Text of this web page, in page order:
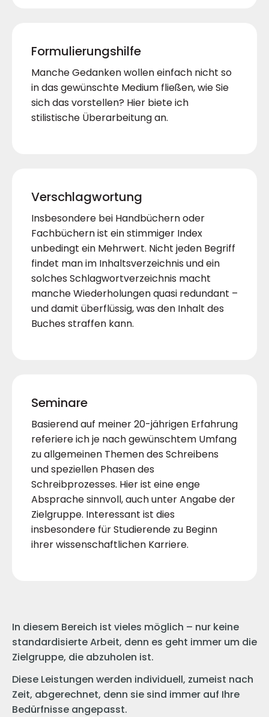
Formulierungshilfe
Manche Gedanken wollen einfach nicht so
in das gewünschte Medium fließen, wie Sie
sich das vorstellen? Hier biete ich
stilistische Überarbeitung an.
Verschlagwortung
Insbesondere bei Handbüchern oder
Fachbüchern ist ein stimmiger Index
unbedingt ein Mehrwert. Nicht jeden Begriff
findet man im Inhaltsverzeichnis und ein
solches Schlagwortverzeichnis macht
manche Wiederholungen quasi redundant –
und damit überflüssig, was den Inhalt des
Buches straffen kann.
Seminare
Basierend auf meiner 20-jährigen Erfahrung
referiere ich je nach gewünschtem Umfang
zu allgemeinen Themen des Schreibens
und speziellen Phasen des
Schreibprozesses. Hier ist eine enge
Absprache sinnvoll, auch unter Angabe der
Zielgruppe. Interessant ist dies
insbesondere für Studierende zu Beginn
ihrer wissenschaftlichen Karriere.
In diesem Bereich ist vieles möglich – nur keine
standardisierte Arbeit, denn es geht immer um die
Zielgruppe, die abzuholen ist.
Diese Leistungen werden individuell, zumeist nach
Zeit, abgerechnet, denn sie sind immer auf Ihre
Bedürfnisse angepasst.